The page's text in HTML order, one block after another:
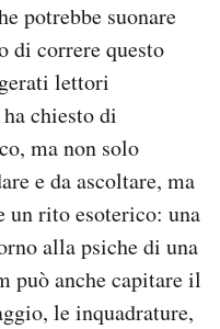
potrebbe suonare
di correre questo
lettori
chiesto di
ma non solo
e da ascoltare, ma
un rito esoterico: una
alla psiche di una
può anche capitare il
le inquadrature,